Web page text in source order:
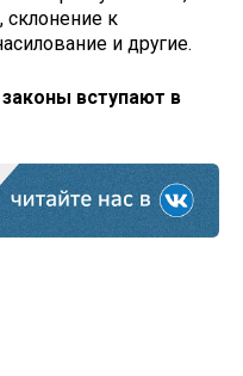
склонение к
и другие.
вступают в